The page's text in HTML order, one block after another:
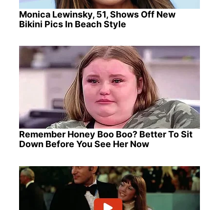
Monica Lewinsky, 51, Shows Off New
Bikini Pics In Beach Style
Remember Honey Boo Boo? Better To Sit
Down Before You See Her Now